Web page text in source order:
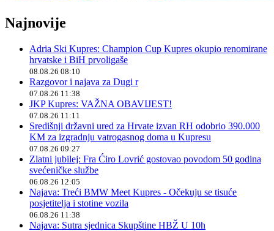
Najnovije
Adria Ski Kupres: Champion Cup Kupres okupio renomirane
hrvatske i BiH prvoligaše
08.08.26 08:10
Razgovor i najava za Dugi r
07.08.26 11:38
JKP Kupres: VAŽNA OBAVIJEST!
07.08.26 11:11
Središnji državni ured za Hrvate izvan RH odobrio 390.000
KM za izgradnju vatrogasnog doma u Kupresu
07.08.26 09:27
Zlatni jubilej: Fra Ćiro Lovrić gostovao povodom 50 godina
svećeničke službe
06.08.26 12:05
Najava: Treći BMW Meet Kupres - Očekuju se tisuće
posjetitelja i stotine vozila
06.08.26 11:38
Najava: Sutra sjednica Skupštine HBŽ U 10h